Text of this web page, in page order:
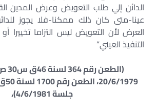
الدائن إلي طلب التعويض وعرض المدين
عينا-متى كان ذلك ممكنا-فلا يجوز
العرض لأن التعويض ليس التزاما تخييرا أو
التنفيذ العيني”
جلسة 4/6/1981)،